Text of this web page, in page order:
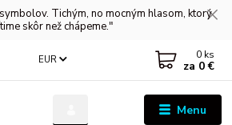
Tichým, no mocným hlasom, ktorý
skôr než chápeme."
Menu
EUR 0 ks
za 0 €